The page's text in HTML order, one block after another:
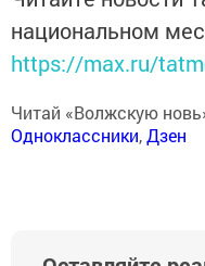
национальном
https://max.ru/
Читай «Волжскую
Одноклассники,Дзен